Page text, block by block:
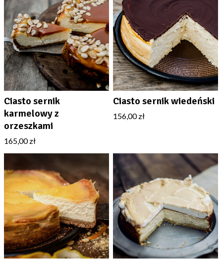
Ciasto sernik
karmelowy z
orzeszkami
165,00 zł
Ciasto sernik wiedeński
156,00 zł